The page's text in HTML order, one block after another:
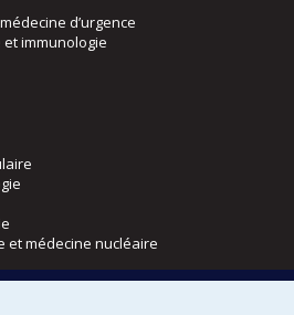
d’urgence
immunologie
et médecine nucléaire